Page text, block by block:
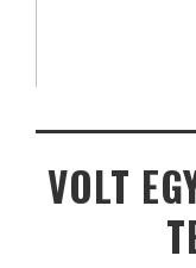
VOLT